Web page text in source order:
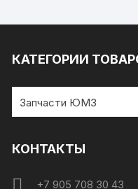
КАТЕГОРИИ
Запчасти ЮМЗ
КОНТАКТЫ
+7 905 708 30 43